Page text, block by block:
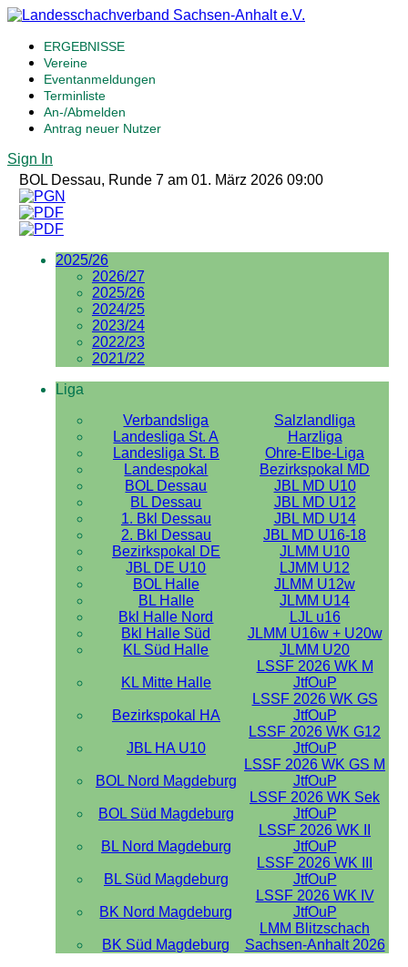
ERGEBNISSE
Vereine
Eventanmeldungen
Terminliste
An-/Abmelden
Antrag neuer Nutzer
Sign In
BOL Dessau, Runde 7 am 01. März 2026 09:00
2025/26
2026/27
2025/26
2024/25
2023/24
2022/23
2021/22
Liga
Verbandsliga
Salzlandliga
Landesliga St. A
Harzliga
Landesliga St. B
Ohre-Elbe-Liga
Landespokal
Bezirkspokal MD
BOL Dessau
JBL MD U10
BL Dessau
JBL MD U12
1. Bkl Dessau
JBL MD U14
2. Bkl Dessau
JBL MD U16-18
Bezirkspokal DE
JLMM U10
JBL DE U10
LJMM U12
BOL Halle
JLMM U12w
BL Halle
JLMM U14
Bkl Halle Nord
LJL u16
Bkl Halle Süd
JLMM U16w + U20w
KL Süd Halle
JLMM U20
KL Mitte Halle
LSSF 2026 WK M
JtfOuP
Bezirkspokal HA
LSSF 2026 WK GS
JtfOuP
JBL HA U10
LSSF 2026 WK G12
JtfOuP
BOL Nord Magdeburg
LSSF 2026 WK GS M
JtfOuP
BOL Süd Magdeburg
LSSF 2026 WK Sek
JtfOuP
BL Nord Magdeburg
LSSF 2026 WK II
JtfOuP
BL Süd Magdeburg
LSSF 2026 WK III
JtfOuP
BK Nord Magdeburg
LSSF 2026 WK IV
JtfOuP
BK Süd Magdeburg
LMM Blitzschach
Sachsen-Anhalt 2026